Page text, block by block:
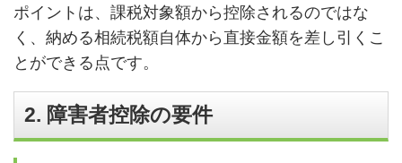
ポイントは、課税対象額から控除されるのではな
く、納める相続税額自体から直接金額を差し引くこ
とができる点です。
2. 障害者控除の要件